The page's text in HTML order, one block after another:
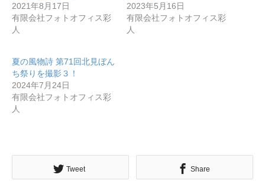
メディア取材受付口はこちら
2021年8月17日
有限会社フォトオフィス彩
人
2023年5月16日
有限会社フォトオフィス彩
人
夏の風物詩 第71回北見ぼん
ち祭りを撮影３！
2024年7月24日
有限会社フォトオフィス彩
人
Tweet Share